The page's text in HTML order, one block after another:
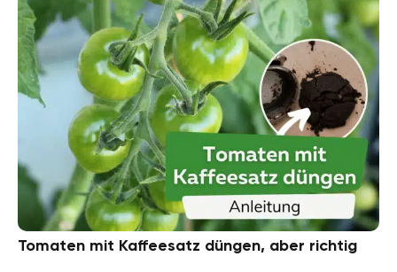
Tomaten mit Kaffeesatz düngen, aber richtig